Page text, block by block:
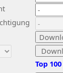
Top 100